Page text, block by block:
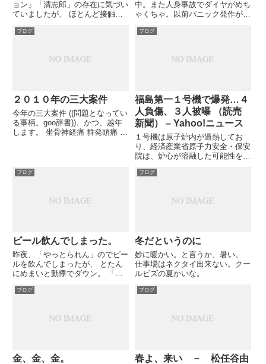
ョン」「清志郎」の存在に気づい
ていましたが、 ほとんど接触は
AMラジオの何かのキャンペーン
曲名もわからないのですが と
中。また人身事故でダイヤがめち
ゃくちゃ。以前パニック発作が起
は必要なさそうだが、脆弱なり公
ブログ
２０１０年の三大案件
今年の三大案件 ((問題となってい
る事柄。goo辞書))、かつ、越年
します。 坐骨神経痛 群発頭痛 安
しを。
ブログ
福島第一１号機で爆発…４
人負傷、３人被曝 （読売
新聞） – Yahoo!ニュース
１号機は原子炉内が過熱してお
り、経済産業省原子力安全・保安
院は、炉心が溶融した可能性を指
となる海水の注入に踏み切ること
径２０キロ・メートル圏へ拡大し
ブログ
ビール飲んでしまった。
昨夜、「やっとられん」のでビー
ルを飲んでしまったが、 とたん
にめまいと動悸でダウン。 「Ｓ
いことになっている。 私
ブログ
冬だというのに
妙に暖かい。と言うか、暑い。
仕事場はネクタイ出来ない。クー
ルビズの夏かいな。
ブログ
金、金、金。
ブログ
春よ、来い － 松任谷由